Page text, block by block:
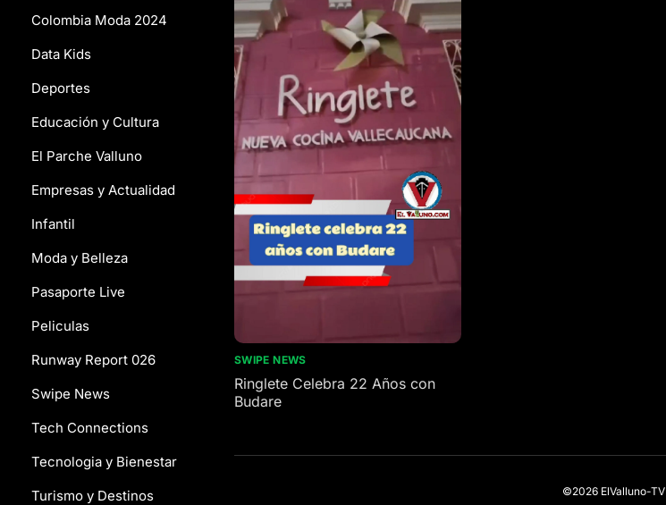
Colombia Moda 2024
Data Kids
Deportes
Educación y Cultura
El Parche Valluno
Empresas y Actualidad
Infantil
Moda y Belleza
Pasaporte Live
Peliculas
Runway Report 026
Swipe News
Tech Connections
Tecnologia y Bienestar
Turismo y Destinos
SWIPE NEWS
Ringlete Celebra 22 Años con
Budare
©2026 ElValluno-TV